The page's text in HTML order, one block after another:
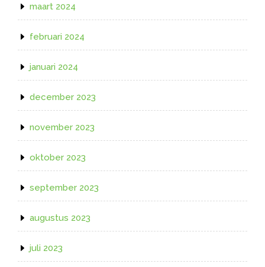
maart 2024
februari 2024
januari 2024
december 2023
november 2023
oktober 2023
september 2023
augustus 2023
juli 2023